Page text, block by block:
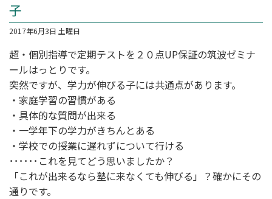
子
2017年6月3日 土曜日
超・個別指導で定期テストを２０点UP保証の筑波ゼミナ
ールはっとりです。
突然ですが、学力が伸びる子には共通点があります。
・家庭学習の習慣がある
・具体的な質問が出来る
・一学年下の学力がきちんとある
・学校での授業に遅れずについて行ける
･･････これを見てどう思いましたか？
「これが出来るなら塾に来なくても伸びる」？確かにその
通りです。